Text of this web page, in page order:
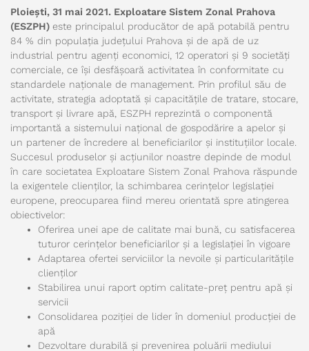
Ploiești, 31 mai 2021. Exploatare Sistem Zonal Prahova
(ESZPH) este principalul producător de apă potabilă pentru
84 % din populația județului Prahova și de apă de uz
industrial pentru agenți economici, 12 operatori și 9 societăți
comerciale, ce își desfășoară activitatea în conformitate cu
standardele naționale de management. Prin profilul său de
activitate, strategia adoptată și capacitățile de tratare, stocare,
transport și livrare apă, ESZPH reprezintă o componentă
importantă a sistemului național de gospodărire a apelor și
un partener de încredere al beneficiarilor și instituțiilor locale.
Succesul produselor și acțiunilor noastre depinde de modul
în care societatea Exploatare Sistem Zonal Prahova răspunde
la exigentele clienților, la schimbarea cerințelor legislației
europene, preocuparea fiind mereu orientată spre atingerea
obiectivelor:
Oferirea unei ape de calitate mai bună, cu satisfacerea
tuturor cerințelor beneficiarilor și a legislației în vigoare
Adaptarea ofertei serviciilor la nevoile și particularitățile
clienților
Stabilirea unui raport optim calitate-preț pentru apă și
servicii
Consolidarea poziției de lider în domeniul producției de
apă
Dezvoltare durabilă și prevenirea poluării mediului